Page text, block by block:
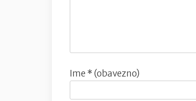
Ime * (obavezno)